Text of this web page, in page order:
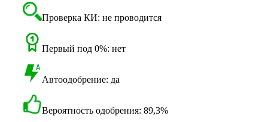
Проверка КИ: не проводится
Первый под 0%: нет
Автоодобрение: да
Вероятность одобрения: 89,3%